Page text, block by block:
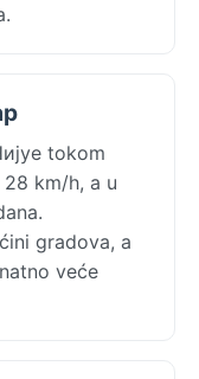
tokom
km/h, a u
gradova, a
veće